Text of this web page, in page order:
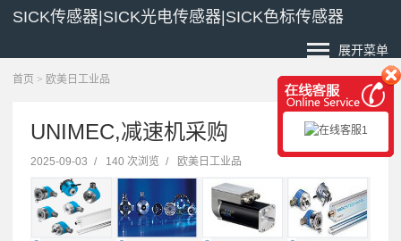
SICK传感器|SICK光电传感器|SICK色标传感器
展开菜单
首页 > 欧美日工业品
UNIMEC,减速机采购
2025-09-03 / 140 次浏览 / 欧美日工业品